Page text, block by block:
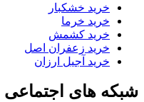
خرید خشکبار
خرید خرما
خرید کشمش
خرید زعفران اصل
خرید آجیل ارزان
شبکه های اجتماعی